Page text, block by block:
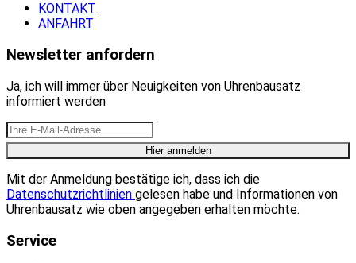
KONTAKT
ANFAHRT
Newsletter anfordern
Ja, ich will immer über Neuigkeiten von Uhrenbausatz
informiert werden
Mit der Anmeldung bestätige ich, dass ich die
Datenschutzrichtlinien gelesen habe und Informationen von
Uhrenbausatz wie oben angegeben erhalten möchte.
Service